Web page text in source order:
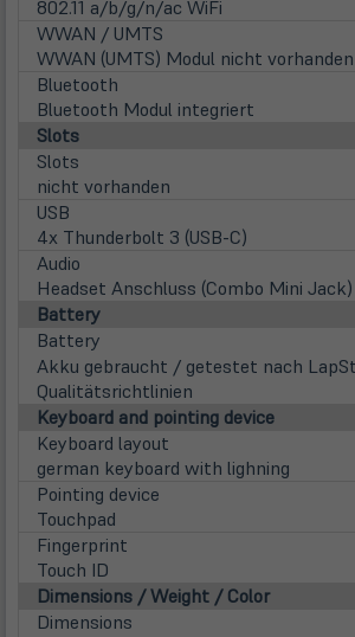
802.11 a/b/g/n/ac WiFi
WWAN / UMTS
WWAN (UMTS) Modul nicht vorhanden
Bluetooth
Bluetooth Modul integriert
Slots
Slots
nicht vorhanden
USB
4x Thunderbolt 3 (USB-C)
Audio
Headset Anschluss (Combo Mini Jack)
Battery
Battery
Akku gebraucht / getestet nach
Qualitätsrichtlinien
Keyboard and pointing device
Keyboard layout
german keyboard with lighning
Pointing device
Touchpad
Fingerprint
Touch ID
Dimensions / Weight / Color
Dimensions